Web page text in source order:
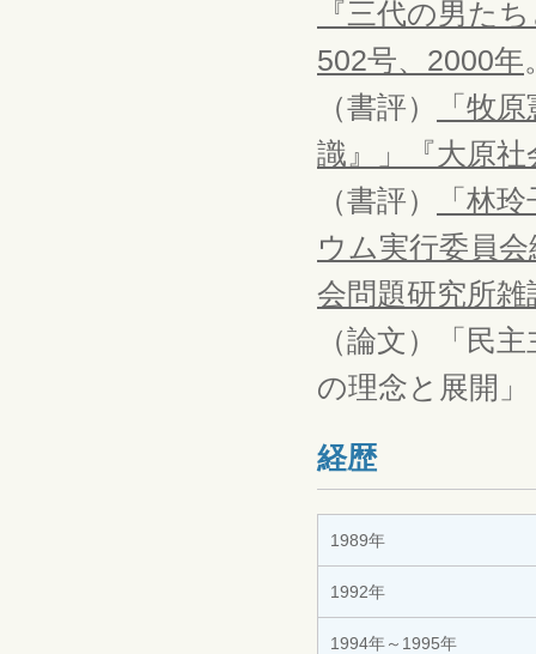
『三代の男た
502号、2000年
（書評）
「牧
識』」『大原
（書評）
「林
ウム実行委員
会問題研究所
（論文）「民
の理念と展開
経歴
1989年
1992年
1994年～1995年